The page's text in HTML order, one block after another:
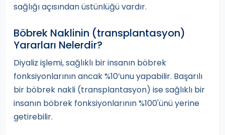
sağlığı açısından üstünlüğü vardır.
Böbrek Naklinin (transplantasyon)
Yararları Nelerdir?
Diyaliz işlemi, sağlıklı bir insanın böbrek
fonksiyonlarının ancak %10’unu yapabilir. Başarılı
bir böbrek nakli (transplantasyon) ise sağlıklı bir
insanın böbrek fonksiyonlarının %100'ünü yerine
getirebilir.